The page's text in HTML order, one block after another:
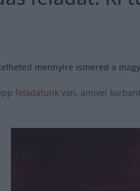
mennyire ismered a
feladatunk van, amivel